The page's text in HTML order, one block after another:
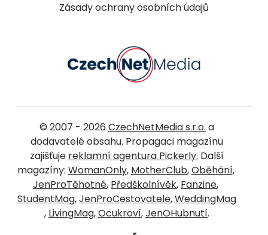
Zásady ochrany osobních údajů
© 2007 - 2026 CzechNetMedia s.r.o. a
dodavatelé obsahu. Propagaci magazínu
zajišťuje reklamní agentura Pickerly. Další
magazíny: WomanOnly, MotherClub,Oběhání,
JenProTěhotné, Předškolnívěk, Fanzine,
StudentMag,JenProCestovatele,WeddingMag
, LivingMag,Ocukroví,JenOHubnutí.